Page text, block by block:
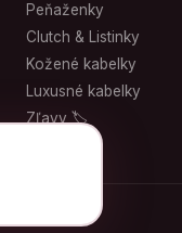
Peňaženky
Clutch & Listinky
Kožené kabelky
Luxusné kabelky
Zľavy 🏷